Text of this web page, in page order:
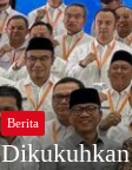
Berita